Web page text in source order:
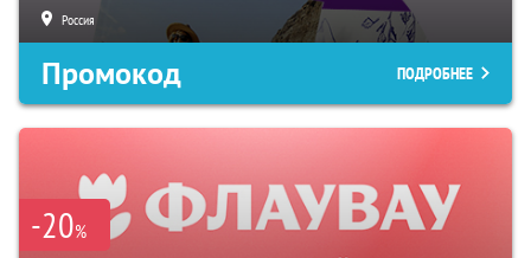
Россия
Промокод ПОДРОБНЕЕ
-20%